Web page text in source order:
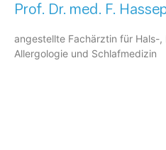
Prof. Dr. med. F.
angestellte Fachärztin für Hals-
Allergologie und Schlafmedizin